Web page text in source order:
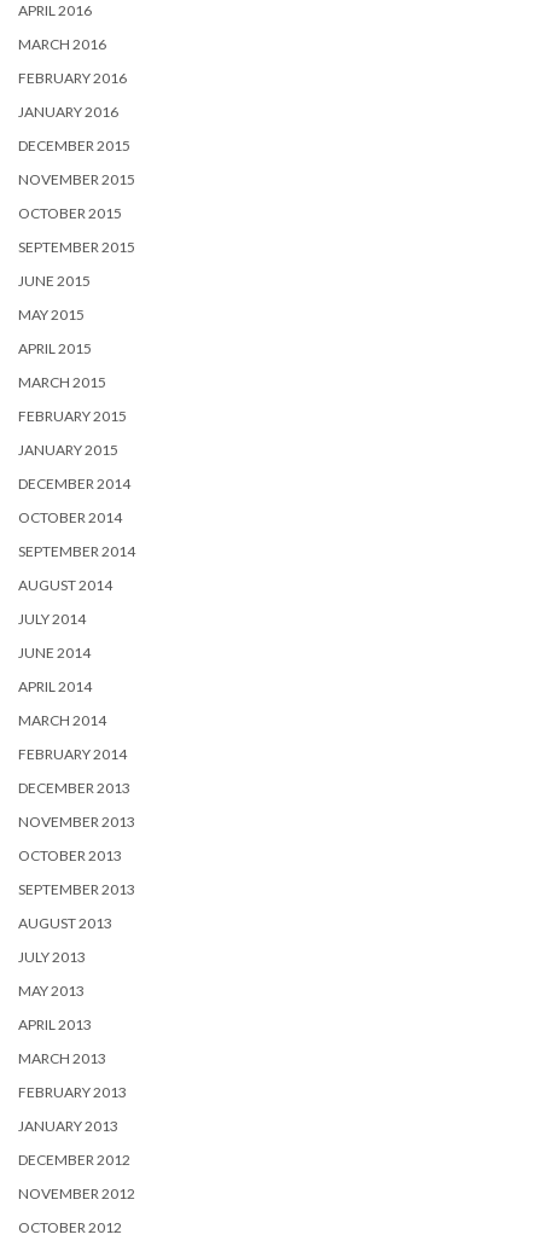
APRIL 2016
MARCH 2016
FEBRUARY 2016
JANUARY 2016
DECEMBER 2015
NOVEMBER 2015
OCTOBER 2015
SEPTEMBER 2015
JUNE 2015
MAY 2015
APRIL 2015
MARCH 2015
FEBRUARY 2015
JANUARY 2015
DECEMBER 2014
OCTOBER 2014
SEPTEMBER 2014
AUGUST 2014
JULY 2014
JUNE 2014
APRIL 2014
MARCH 2014
FEBRUARY 2014
DECEMBER 2013
NOVEMBER 2013
OCTOBER 2013
SEPTEMBER 2013
AUGUST 2013
JULY 2013
MAY 2013
APRIL 2013
MARCH 2013
FEBRUARY 2013
JANUARY 2013
DECEMBER 2012
NOVEMBER 2012
OCTOBER 2012